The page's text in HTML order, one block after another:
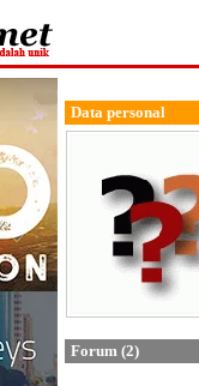
Data personal